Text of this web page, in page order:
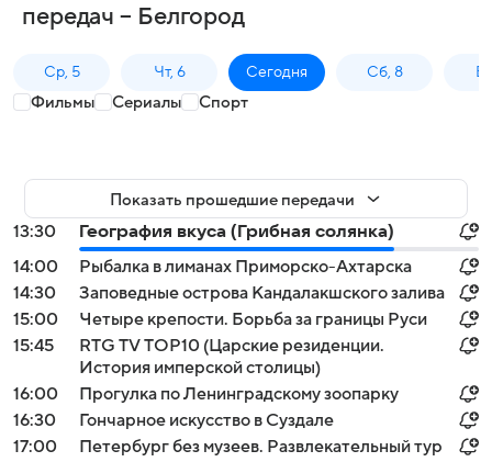
передач – Белгород
Ср, 5 Чт, 6 Сегодня Сб, 8
Фильмы Сериалы Спорт
Показать прошедшие передачи
13:30
География вкуса (Грибная солянка)
14:00
Рыбалка в лиманах Приморско-Ахтарска
14:30
Заповедные острова Кандалакшского залива
15:00
Четыре крепости. Борьба за границы Руси
15:45
RTG TV TOP10 (Царские резиденции.
История имперской столицы)
16:00
Прогулка по Ленинградскому зоопарку
16:30
Гончарное искусство в Суздале
17:00
Петербург без музеев. Развлекательный тур